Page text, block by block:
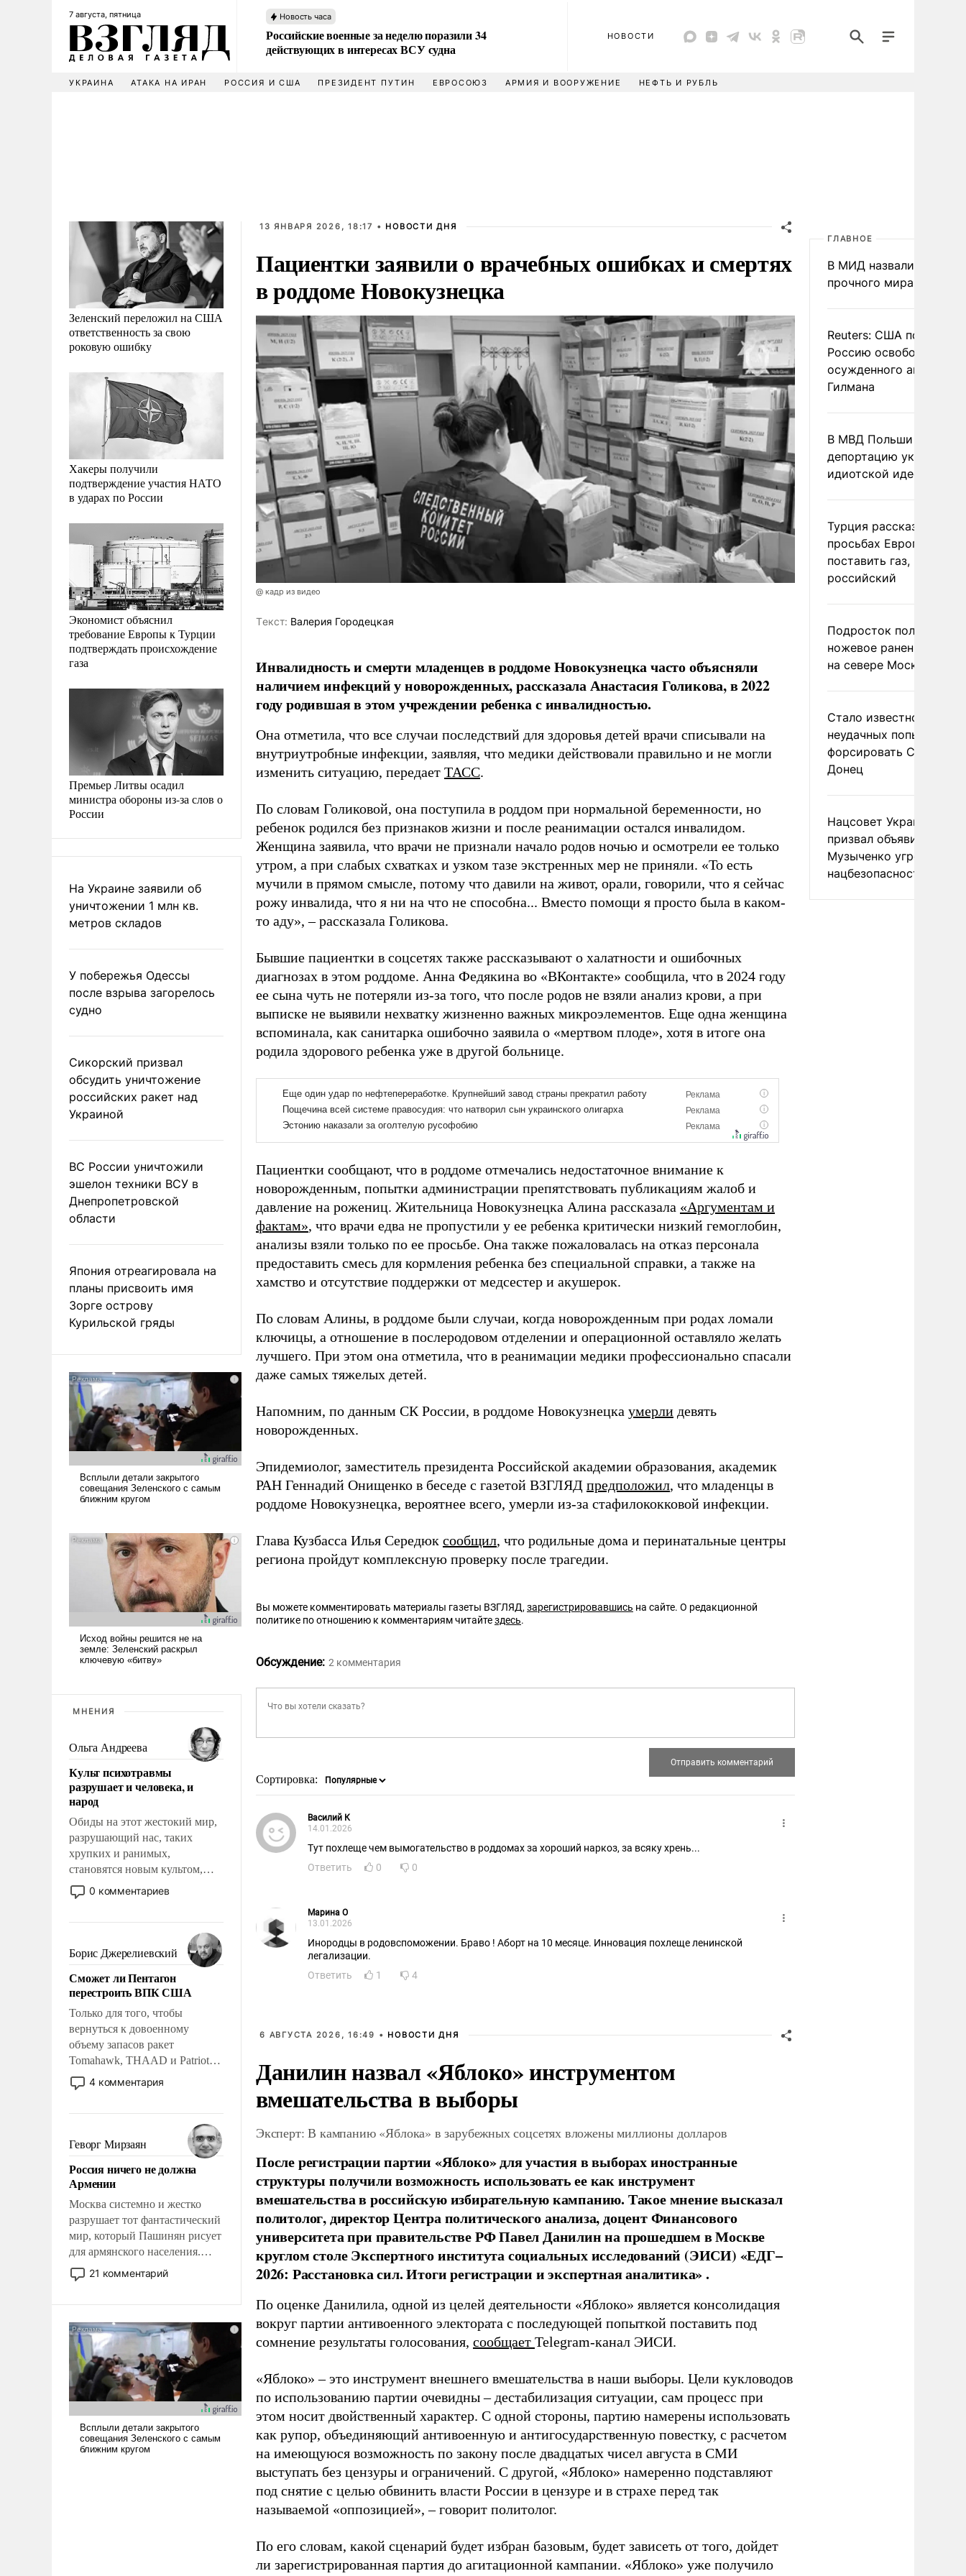
7 августа, пятница Новость часа
Российские военные за неделю поразили 34
действующих в интересах ВСУ судна
НОВОСТИ
УКРАИНА АТАКА НА ИРАН РОССИЯ И США ПРЕЗИДЕНТ ПУТИН ЕВРОСОЮЗ АРМИЯ И ВООРУЖЕНИЕ НЕФТЬ И РУБЛЬ
Зеленский переложил на США
ответственность за свою
роковую ошибку
Хакеры получили
подтверждение участия НАТО
в ударах по России
Экономист объяснил
требование Европы к Турции
подтверждать происхождение
газа
Премьер Литвы осадил
министра обороны из-за слов о
России
На Украине заявили об
уничтожении 1 млн кв.
метров складов
У побережья Одессы
после взрыва загорелось
судно
Сикорский призвал
обсудить уничтожение
российских ракет над
Украиной
ВС России уничтожили
эшелон техники ВСУ в
Днепропетровской
области
Япония отреагировала на
планы присвоить имя
Зорге острову
Курильской гряды
МНЕНИЯ
Ольга Андреева
Культ психотравмы
разрушает и человека, и
народ
Обиды на этот жестокий мир,
разрушающий нас, таких
хрупких и ранимых,
становятся новым культом,
постепенно вытесняя и
отменяя традиционное
мужественным и твердым под
ударами судьбы, брать на себя
ответственность, помогать
слабым, идти вперед и
адаптироваться.
0 комментариев
Борис Джерелиевский
Сможет ли Пентагон
перестроить ВПК США
Только для того, чтобы
вернуться к довоенному
объему запасов ракет
Tomahawk, THAAD и Patriot
США потребуется более трех
лет. Даже небольшая война с
Сложившаяся ситуация
означает многолетний период
уязвимости США, например,
перед Китаем.
4 комментария
Геворг Мирзаян
Россия ничего не должна
Армении
Москва системно и жестко
разрушает тот фантастический
мир, который Пашинян рисует
для армянского населения.
Мир, где политические
прожекты будут безусловно
налогоплательщиков и где
Еревану за свои поступки не
нужно отвечать.
21 комментарий
13 ЯНВАРЯ 2026, 18:17 • НОВОСТИ ДНЯ
Пациентки заявили о врачебных ошибках и смертях
в роддоме Новокузнецка
@ кадр из видео
Tекст: Валерия Городецкая
Инвалидность и смерти младенцев в роддоме Новокузнецка часто объясняли
наличием инфекций у новорожденных, рассказала Анастасия Голикова, в 2022
году родившая в этом учреждении ребенка с инвалидностью.
Она отметила, что все случаи последствий для здоровья детей врачи списывали на
внутриутробные инфекции, заявляя, что медики действовали правильно и не могли
изменить ситуацию, передает ТАСС.
По словам Голиковой, она поступила в роддом при нормальной беременности, но
ребенок родился без признаков жизни и после реанимации остался инвалидом.
Женщина заявила, что врачи не признали начало родов ночью и осмотрели ее только
утром, а при слабых схватках и узком тазе экстренных мер не приняли. «То есть
мучили в прямом смысле, потому что давили на живот, орали, говорили, что я сейчас
рожу инвалида, что я ни на что не способна... Вместо помощи я просто была в каком-
то аду», – рассказала Голикова.
Бывшие пациентки в соцсетях также рассказывают о халатности и ошибочных
диагнозах в этом роддоме. Анна Федякина во «ВКонтакте» сообщила, что в 2024 году
ее сына чуть не потеряли из-за того, что после родов не взяли анализ крови, а при
выписке не выявили нехватку жизненно важных микроэлементов. Еще одна женщина
вспоминала, как санитарка ошибочно заявила о «мертвом плоде», хотя в итоге она
родила здорового ребенка уже в другой больнице.
Пациентки сообщают, что в роддоме отмечались недостаточное внимание к
новорожденным, попытки администрации препятствовать публикациям жалоб и
давление на рожениц. Жительница Новокузнецка Алина рассказала «Аргументам и
фактам», что врачи едва не пропустили у ее ребенка критически низкий гемоглобин,
анализы взяли только по ее просьбе. Она также пожаловалась на отказ персонала
предоставить смесь для кормления ребенка без специальной справки, а также на
хамство и отсутствие поддержки от медсестер и акушерок.
По словам Алины, в роддоме были случаи, когда новорожденным при родах ломали
ключицы, а отношение в послеродовом отделении и операционной оставляло желать
лучшего. При этом она отметила, что в реанимации медики профессионально спасали
даже самых тяжелых детей.
Напомним, по данным СК России, в роддоме Новокузнецка умерли девять
новорожденных.
Эпидемиолог, заместитель президента Российской академии образования, академик
РАН Геннадий Онищенко в беседе с газетой ВЗГЛЯД предположил, что младенцы в
роддоме Новокузнецка, вероятнее всего, умерли из-за стафилококковой инфекции.
Глава Кузбасса Илья Середюк сообщил, что родильные дома и перинатальные центры
региона пройдут комплексную проверку после трагедии.
Вы можете комментировать материалы газеты ВЗГЛЯД,зарегистрировавшись на сайте. О редакционной
политике по отношению к комментариям читайтездесь.
Обсуждение: 2 комментария
Сортировка:
Василий К
14.01.2026
Тут похлеще чем вымогательство в роддомах за хороший наркоз, за всяку хрень...
Ответить
0 0
Марина О
13.01.2026
Инородцы в родовспоможении. Браво ! Аборт на 10 месяце. Инновация похлеще ленинской
легализации.
Ответить
1 4
6 АВГУСТА 2026, 16:49 • НОВОСТИ ДНЯ
Данилин назвал «Яблоко» инструментом
вмешательства в выборы
Эксперт: В кампанию «Яблока» в зарубежных соцсетях вложены миллионы долларов
После регистрации партии «Яблоко» для участия в выборах иностранные
структуры получили возможность использовать ее как инструмент
вмешательства в российскую избирательную кампанию. Такое мнение высказал
политолог, директор Центра политического анализа, доцент Финансового
университета при правительстве РФ Павел Данилин на прошедшем в Москве
круглом столе Экспертного института социальных исследований (ЭИСИ) «ЕДГ–
2026: Расстановка сил. Итоги регистрации и экспертная аналитика» .
По оценке Данилила, одной из целей деятельности «Яблоко» является консолидация
вокруг партии антивоенного электората с последующей попыткой поставить под
сомнение результаты голосования, сообщает Telegram-канал ЭИСИ.
«Яблоко» – это инструмент внешнего вмешательства в наши выборы. Цели кукловодов
по использованию партии очевидны – дестабилизация ситуации, сам процесс при
этом носит двойственный характер. С одной стороны, партию намерены использовать
как рупор, объединяющий антивоенную и антигосударственную повестку, с расчетом
на имеющуюся возможность по закону после двадцатых чисел августа в СМИ
выступать без цензуры и ограничений. С другой, «Яблоко» намеренно подставляют
под снятие с целью обвинить власти России в цензуре и в страхе перед так
называемой «оппозицией», – говорит политолог.
По его словам, какой сценарий будет избран базовым, будет зависеть от того, дойдет
ли зарегистрированная партия до агитационной кампании. «Яблоко» уже получило
ГЛАВНОЕ
В МИД назвали условия
прочного мира на
Reuters: США
Россию освободить
осужденного
Гилмана
В МВД Польши назвали
депортацию украинцев
идиотской идеей
Турция рассказала о
просьбах Европы
поставить газ, но не
российский
Подросток получил
ножевое ранение в
на севере Москвы
Стало известно о
неудачных попытках
форсировать
Донец
Нацсовет Украины по
призвал объявить
Музыченко угрозой
нацбезопасности